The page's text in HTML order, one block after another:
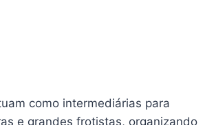
como intermediárias para
e grandes frotistas, organizando